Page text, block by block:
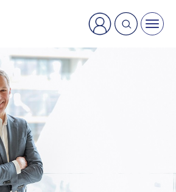
suchen Sie?